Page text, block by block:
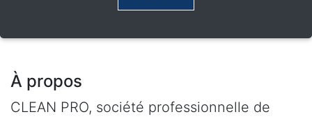
À propos
CLEAN PRO, société professionnelle de